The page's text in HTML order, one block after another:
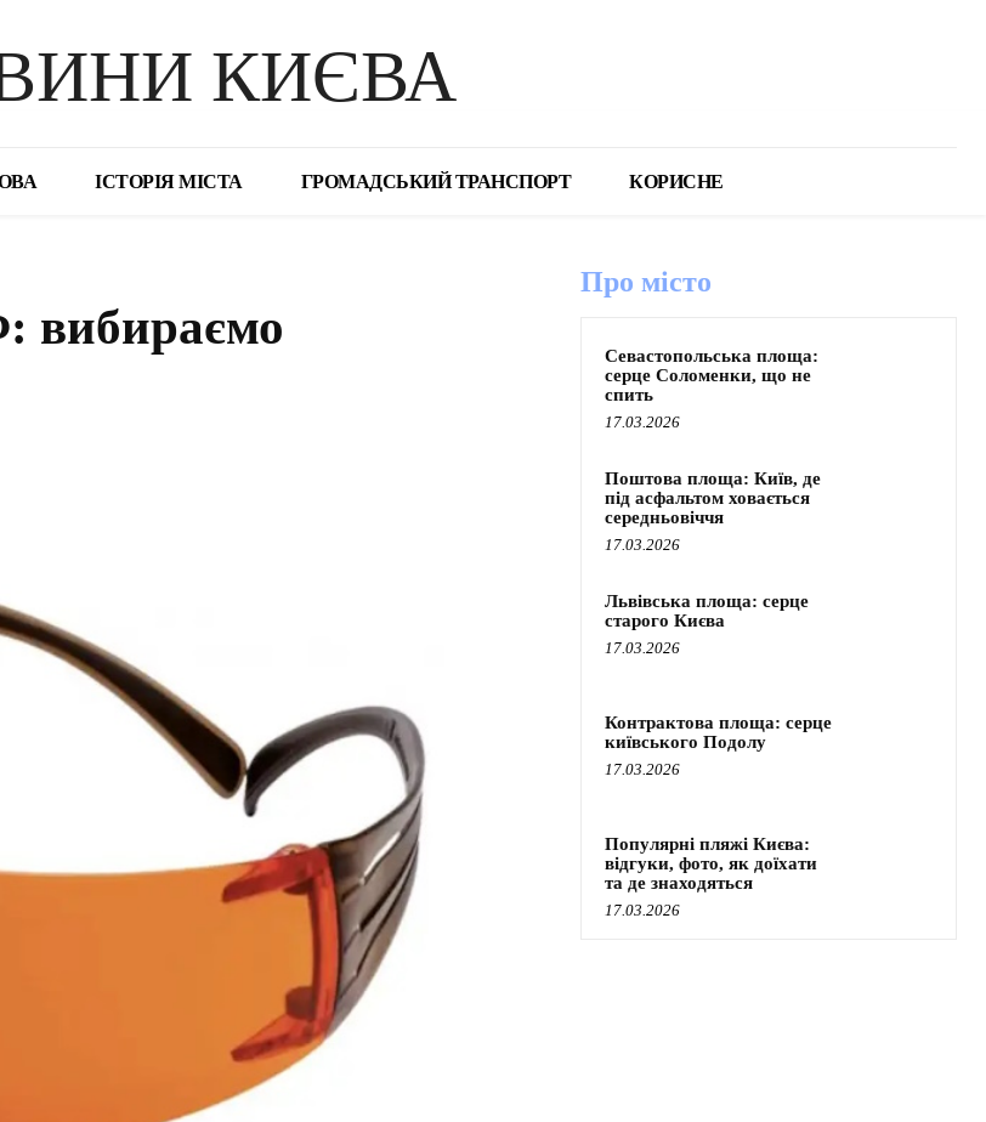
КИЄВА
ІСТОРІЯ МІСТА ГРОМАДСЬКИЙ ТРАНСПОРТ КОРИСНЕ
вибираємо
Про місто
Севастопольська площа:
серце Соломенки, що не
спить
17.03.2026
Поштова площа: Київ, де
під асфальтом ховається
середньовіччя
17.03.2026
Львівська площа: серце
старого Києва
17.03.2026
Контрактова площа: серце
київського Подолу
17.03.2026
Популярні пляжі Києва:
відгуки, фото, як доїхати
та де знаходяться
17.03.2026